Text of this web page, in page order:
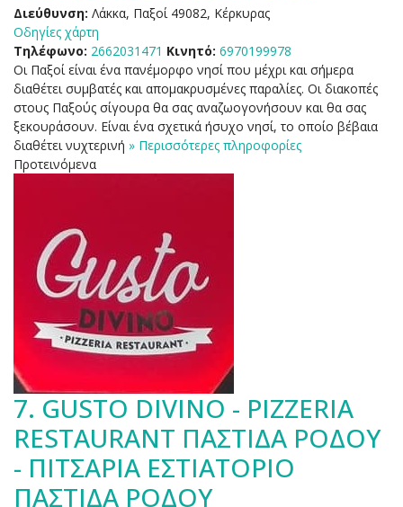
Διεύθυνση: Λάκκα, Παξοί 49082, Κέρκυρας
Οδηγίες χάρτη
Τηλέφωνο: 2662031471 Κινητό: 6970199978
Οι Παξοί είναι ένα πανέμορφο νησί που μέχρι και σήμερα
διαθέτει συμβατές και απομακρυσμένες παραλίες. Οι διακοπές
στους Παξούς σίγουρα θα σας αναζωογονήσουν και θα σας
ξεκουράσουν. Είναι ένα σχετικά ήσυχο νησί, το οποίο βέβαια
διαθέτει νυχτερινή » Περισσότερες πληροφορίες
Προτεινόμενα
7. GUSTO DIVINO - PIZZERIA
RESTAURANT ΠΑΣΤΙΔΑ ΡΟΔΟΥ
- ΠΙΤΣΑΡΙΑ ΕΣΤΙΑΤΟΡΙΟ
ΠΑΣΤΙΔΑ ΡΟΔΟΥ